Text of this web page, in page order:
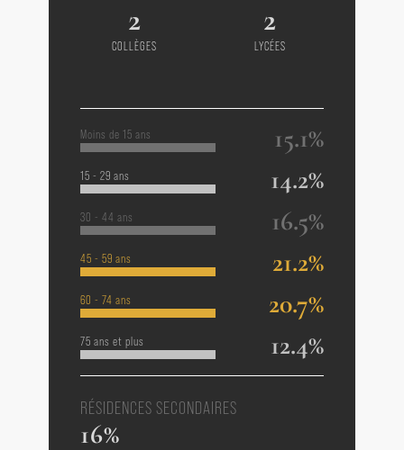
2
COLLÈGES
2
LYCÉES
Moins de 15 ans 15.1%
15 - 29 ans 14.2%
30 - 44 ans 16.5%
45 - 59 ans 21.2%
60 - 74 ans 20.7%
75 ans et plus 12.4%
RÉSIDENCES SECONDAIRES
16%